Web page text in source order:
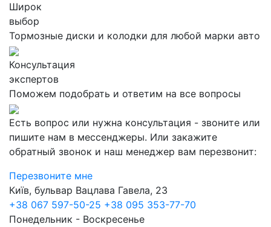
Широк
выбор
Тормозные диски и колодки для любой марки авто
Консультация
экспертов
Поможем подобрать и ответим на все вопросы
Есть вопрос или нужна консультация - звоните или
пишите нам в мессенджеры. Или закажите
обратный звонок и наш менеджер вам перезвонит:
Перезвоните мне
Київ, бульвар Вацлава Гавела, 23
+38 067 597-50-25 +38 095 353-77-70
Понедельник - Воскресенье